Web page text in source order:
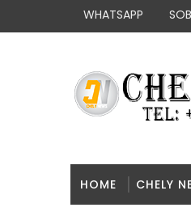
WHATSAPP
HOME CHELY